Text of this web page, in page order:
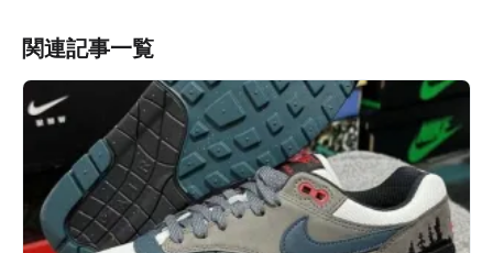
関連記事一覧